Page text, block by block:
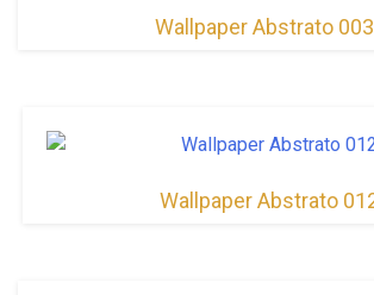
Wallpaper Abstrato 003
Wallpaper Abstrato